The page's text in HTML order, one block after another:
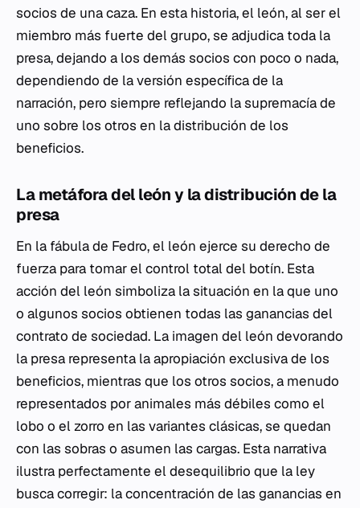
socios de una caza. En esta historia, el león, al ser el
miembro más fuerte del grupo, se adjudica toda la
presa, dejando a los demás socios con poco o nada,
dependiendo de la versión específica de la
narración, pero siempre reflejando la supremacía de
uno sobre los otros en la distribución de los
beneficios.
La metáfora del león y la distribución de la
presa
En la fábula de Fedro, el león ejerce su derecho de
fuerza para tomar el control total del botín. Esta
acción del león simboliza la situación en la que uno
o algunos socios obtienen todas las ganancias del
contrato de sociedad. La imagen del león devorando
la presa representa la apropiación exclusiva de los
beneficios, mientras que los otros socios, a menudo
representados por animales más débiles como el
lobo o el zorro en las variantes clásicas, se quedan
con las sobras o asumen las cargas. Esta narrativa
ilustra perfectamente el desequilibrio que la ley
busca corregir: la concentración de las ganancias en